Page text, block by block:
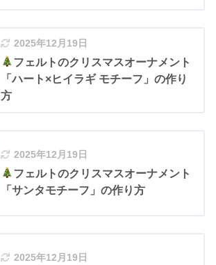
2025年12月19日
フェルトのクリスマスオーナメント
「ハート×ヒイラギ モチーフ」の作り
方
2025年12月19日
フェルトのクリスマスオーナメント
「サンタモチーフ」の作り方
2025年12月19日